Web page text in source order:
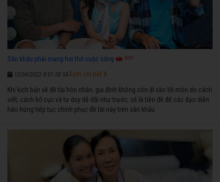
Sân khấu phải mang hơi thở cuộc sống 3031
12/04/2022 8:01:58 SA
Khi kịch bản về đề tài hôn nhân, gia đình không còn đi vào lối mòn do cách
viết, cách bố cục và tư duy dễ dãi như trước, sẽ là tiền đề để các đạo diễn
hào hứng tiếp tục chinh phục đề tài này trên sân khấu
Xem chi tiết